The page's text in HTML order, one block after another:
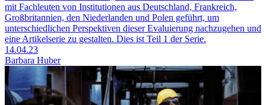
mit Fachleuten von Institutionen aus Deutschland, Frankreich,
Großbritannien, den Niederlanden und Polen geführt, um
unterschiedlichen Perspektiven dieser Evaluierung nachzugehen und
eine Artikelserie zu gestalten. Dies ist Teil 1 der Serie.
14.04.23
Barbara Huber